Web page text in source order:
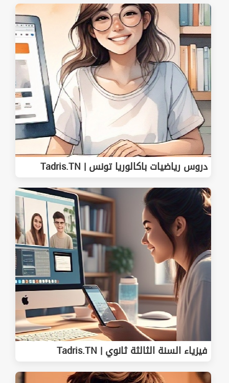
دروس رياضيات باكالوريا تونس | Tadris.TN
فيزياء السنة الثالثة ثانوي | Tadris.TN